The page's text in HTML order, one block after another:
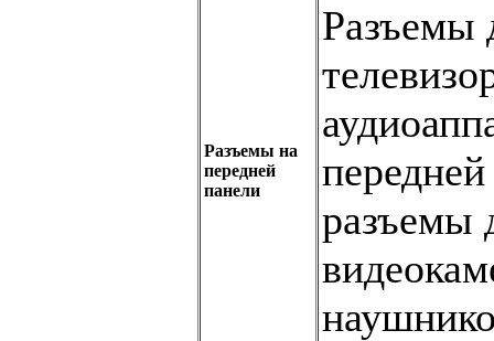
Разъемы на
передней
панели
Разъемы
разъемы